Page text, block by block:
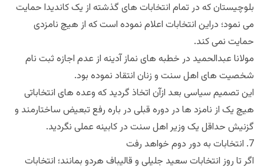
بلوچیستان که در تمام انتخابات های گذشته از یک کاندیدا حمایت
می نمود؛ دراین انتخابات اعلام نموده است که از هیچ نامزدی
حمایت نمی کند.
مولانا عبدالحمید در خطبه های نماز آدینه از عدم اجازه ثبت نام
شخصیت های اهل سنت و زنان انتقاد نموده بود.
این تصمیم سیاسی بعد ازآن اتخاذ گردید که وعده های انتخاباتی
هیچ یک از نامزد ها در دوره قبلی در باره رفع تبعیض ساختارمند و
گزنیش حداقل یک وزیر اهل سنت در کابینه عملی نگردید.
7. انتخابات به دور دوم خواهد رفت
اگر تا روز انتخابات سعید جلیلی و قالیباف هردو بمانند؛ انتخابات